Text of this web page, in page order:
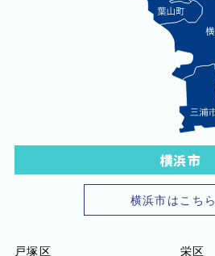
横浜市
横浜市はこちら
戸塚区 栄区